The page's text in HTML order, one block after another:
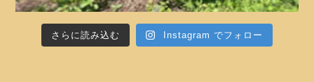
さらに読み込む Instagram でフォロー